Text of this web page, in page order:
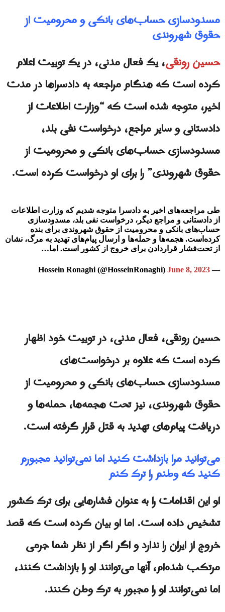
مسدودسازی حساب‌های بانکی و محرومیت از
حقوق شهروندی
حسین رونقی، یک فعال مدنی، در یک توییت اعلام
کرده است که هنگام مراجعه به دادسراها در مدت
اخیر، متوجه شده است که “وزارت اطلاعات از
دادستانی و سایر مراجع، درخواست نفی بلد،
مسدودسازی حساب‌های بانکی و محرومیت از
حقوق شهروندی” را برای او درخواست کرده است.
طی مراجعه‌های اخیر به دادسرا متوجه شدیم که وزارت اطلاعات
از دادستانی و مراجع دیگر، درخواست نفی بلد، مسدود‌سازی
حساب‌های بانکی و محرومیت از حقوق شهروندی برای بنده
کرده‌است. هجمه‌ها و حمله‌ها و ارسال پیام‌های تهدید به مرگ، نشان
از تحت‌فشار قراردادن برای خروج از کشور است. اما…
— Hossein Ronaghi (@HosseinRonaghi)
June 8, 2023
حسین رونقی، فعال مدنی، در توییت خود اظهار
کرده است که علاوه بر درخواست‌های
مسدودسازی حساب‌های بانکی و محرومیت از
حقوق شهروندی، نیز تحت هجمه‌ها، حمله‌ها و
دریافت پیام‌های تهدید به قتل قرار گرفته است.
می‌توانید مرا بازداشت کنید اما نمی‌توانید مجبورم
کنید که وطنم را ترک کنم
او این اقدامات را به عنوان فشارهایی برای ترک کشور
تشخیص داده است. اما او بیان کرده است که قصد
خروج از ایران را ندارد و اگر اگر از نظر شما جرمی
مرتکب شده‌ام، آنها می‌توانند او را بازداشت کنند،
اما نمی‌توانند او را مجبور به ترک وطن کنند.